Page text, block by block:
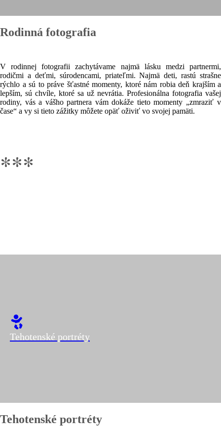
Rodinná fotografia
V rodinnej fotografii zachytávame najmä lásku medzi partnermi,
rodičmi a deťmi, súrodencami, priateľmi. Najmä deti, rastú strašne
rýchlo a sú to práve šťastné momenty, ktoré nám robia deň krajším a
lepším, sú chvíle, ktoré sa už nevrátia. Profesionálna fotografia vašej
rodiny, vás a vášho partnera vám dokáže tieto momenty „zmraziť v
čase“ a vy si tieto zážitky môžete opäť oživiť vo svojej pamäti.
***
Tehotenské portréty
Tehotenské portréty